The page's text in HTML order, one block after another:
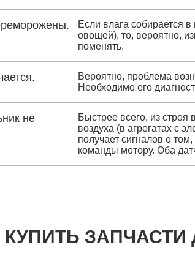
Если влага собирается
овощей), то, вероятно,
поменять.
Вероятно, проблема
Необходимо его
не
Быстрее всего, из строя
воздуха (в агрегатах с
получает сигналов о
команды мотору. Оба
КУПИТЬ ЗАПЧАСТИ